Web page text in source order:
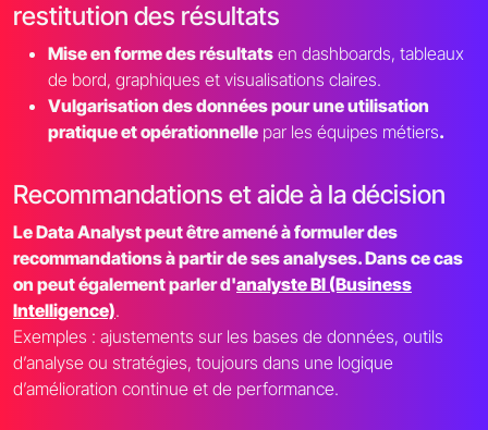
restitution des résultats
Mise en forme des résultats en dashboards, tableaux
de bord, graphiques et visualisations claires.
Vulgarisation des données pour une utilisation
pratique et opérationnelle par les équipes métiers.
Recommandations et aide à la décision
Le Data Analyst peut être amené à formuler des
recommandations à partir de ses analyses. Dans ce cas
on peut également parler d'analyste BI (Business
Intelligence).
Exemples : ajustements sur les bases de données, outils
d’analyse ou stratégies, toujours dans une logique
d’amélioration continue et de performance.